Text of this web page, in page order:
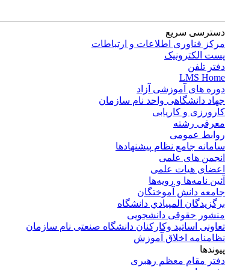
دسترسی سریع
مرکز فناوری اطلاعات و ارتباطات
پست الکترونیک
دفتر تلفن
LMS Home
دوره های آموزشی آزاد
جهاد دانشگاهی واحد نام سازمان
کارورزی و کاریابی
معرفی رشته
روابط عمومی
سامانه جامع نظام پیشنهادها
انجمن های علمی
اعضای هیات علمی
آئین نامه‌ها و رویه‌ها
جامعه دانش آموختگان
برگزيدگان المپيادي دانشگاه
منشور حقوقی دانشجویی
تعاونی اساتید وکارکنان دانشگاه صنعتی نام سازمان
نظامنامه اخلاق آموزش
پیوندها
دفتر مقام معظم رهبری